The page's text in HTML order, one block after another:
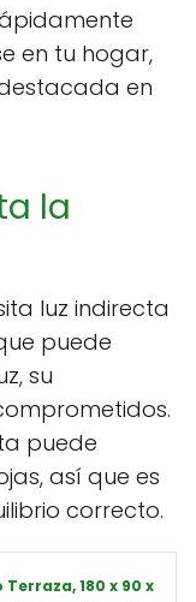
en tu hogar,
en
la
luz indirecta
puede
su
puede
así que es
correcto.
180 x 90 x